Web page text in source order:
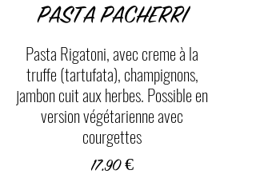
PASTA PACHERRI
Pasta Rigatoni, avec creme à la
truffe (tartufata), champignons,
jambon cuit aux herbes. Possible en
version végétarienne avec
courgettes
17,90 €